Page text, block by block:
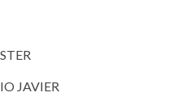
JAVIER